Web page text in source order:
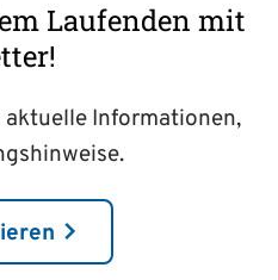
Laufenden mit
Informationen,